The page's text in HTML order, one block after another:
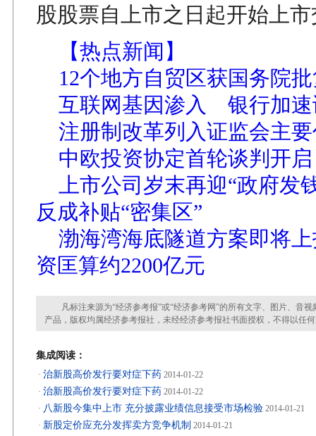
股股票自上市之日起开始上
【热点新闻】
12个地方自贸区获国务院
互联网基因渗入 银行加速
注册制改革列入证监会主
中欧投资协定首轮谈判开启
上市公司岁末再迎“政府发
反成补贴“密集区”
渤海湾海底隧道方案即将
资匡算约2200亿元
凡标注来源为“经济参考报”或“经济参考网”的所有文字、图片、音视
产品，版权均属经济参考报社，未经经济参考报社书面授权，不得以任
集成阅读：
· 治新股高价发行要对症下药 2014-01-22
· 治新股高价发行要对症下药 2014-01-22
· 八新股今集中上市 充分披露业绩信息接受市场检验 2014-01-21
· 新股定价应充分发挥卖方竞争机制 2014-01-21